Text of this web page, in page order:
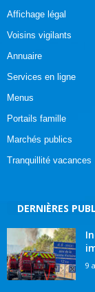
Affichage légal
Voisins vigilants
Annuaire
Services en ligne
Menus
Portails famille
Marchés publics
Tranquillité vacances
DERNIÈRES
9